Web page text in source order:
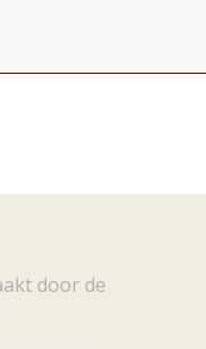
door de